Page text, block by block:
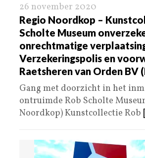
26 november 2020
Regio Noordkop –
Scholte Museum
onrechtmatige
Verzekeringspolis en
Raetsheren van Orden BV
Gang met doorzicht in het
ontruimde Rob Scholte
Noordkop) Kunstcollectie Rob